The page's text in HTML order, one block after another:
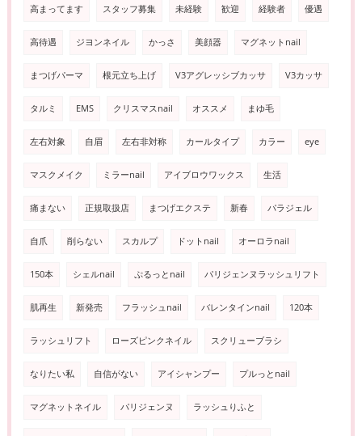
高まってます スタッフ募集 未経験 歓迎 経験者 優遇
高待遇 ジヨンネイル かっさ 美顔器 マグネットnail
まつげパーマ 根元立ち上げ V3アグレッシブカッサ V3カッサ
タルミ EMS クリスマスnail オススメ まゆ毛
左右対象 自眉 左右非対称 カールタイプ カラー eye
マスクメイク ミラーnail アイブロウワックス 生活
痛まない 正規取扱店 まつげエクステ 新春 パラジェル
自爪 削らない スカルプ ドットnail オーロラnail
150本 シェルnail ぷるっとnail パリジェンヌラッシュリフト
肌再生 新発売 フラッシュnail バレンタインnail 120本
ラッシュリフト ローズピンクネイル スクリューブラシ
なりたい私 自信がない アイシャンプー プルっとnail
マグネットネイル パリジェンヌ ラッシュりふと